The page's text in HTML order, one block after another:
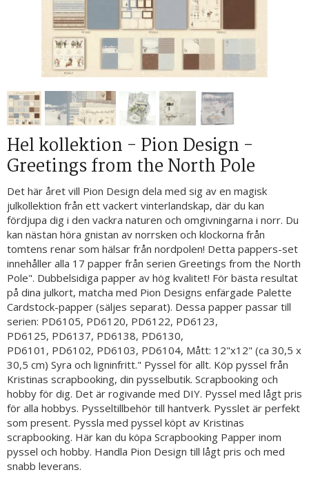
Hel kollektion - Pion Design -
Greetings from the North Pole
Det här året vill Pion Design dela med sig av en magisk
julkollektion från ett vackert vinterlandskap, där du kan
fördjupa dig i den vackra naturen och omgivningarna i norr. Du
kan nästan höra gnistan av norrsken och klockorna från
tomtens renar som hälsar från nordpolen! Detta pappers-set
innehåller alla 17 papper från serien Greetings from the North
Pole". Dubbelsidiga papper av hög kvalitet! För bästa resultat
på dina julkort, matcha med Pion Designs enfärgade Palette
Cardstock-papper (säljes separat). Dessa papper passar till
serien: PD6105, PD6120, PD6122, PD6123,
PD6125, PD6137, PD6138, PD6130,
PD6101, PD6102, PD6103, PD6104, Mått: 12"x12" (ca 30,5 x
30,5 cm) Syra och ligninfritt." Pyssel för allt. Köp pyssel från
Kristinas scrapbooking, din pysselbutik. Scrapbooking och
hobby för dig. Det är rogivande med DIY. Pyssel med lågt pris
för alla hobbys. Pysseltillbehör till hantverk. Pysslet är perfekt
som present. Pyssla med pyssel köpt av Kristinas
scrapbooking. Här kan du köpa Scrapbooking Papper inom
pyssel och hobby. Handla Pion Design till lågt pris och med
snabb leverans.